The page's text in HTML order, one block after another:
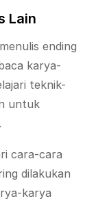
Lain
ending
karya-
teknik-
untuk
cara-cara
dilakukan
karya